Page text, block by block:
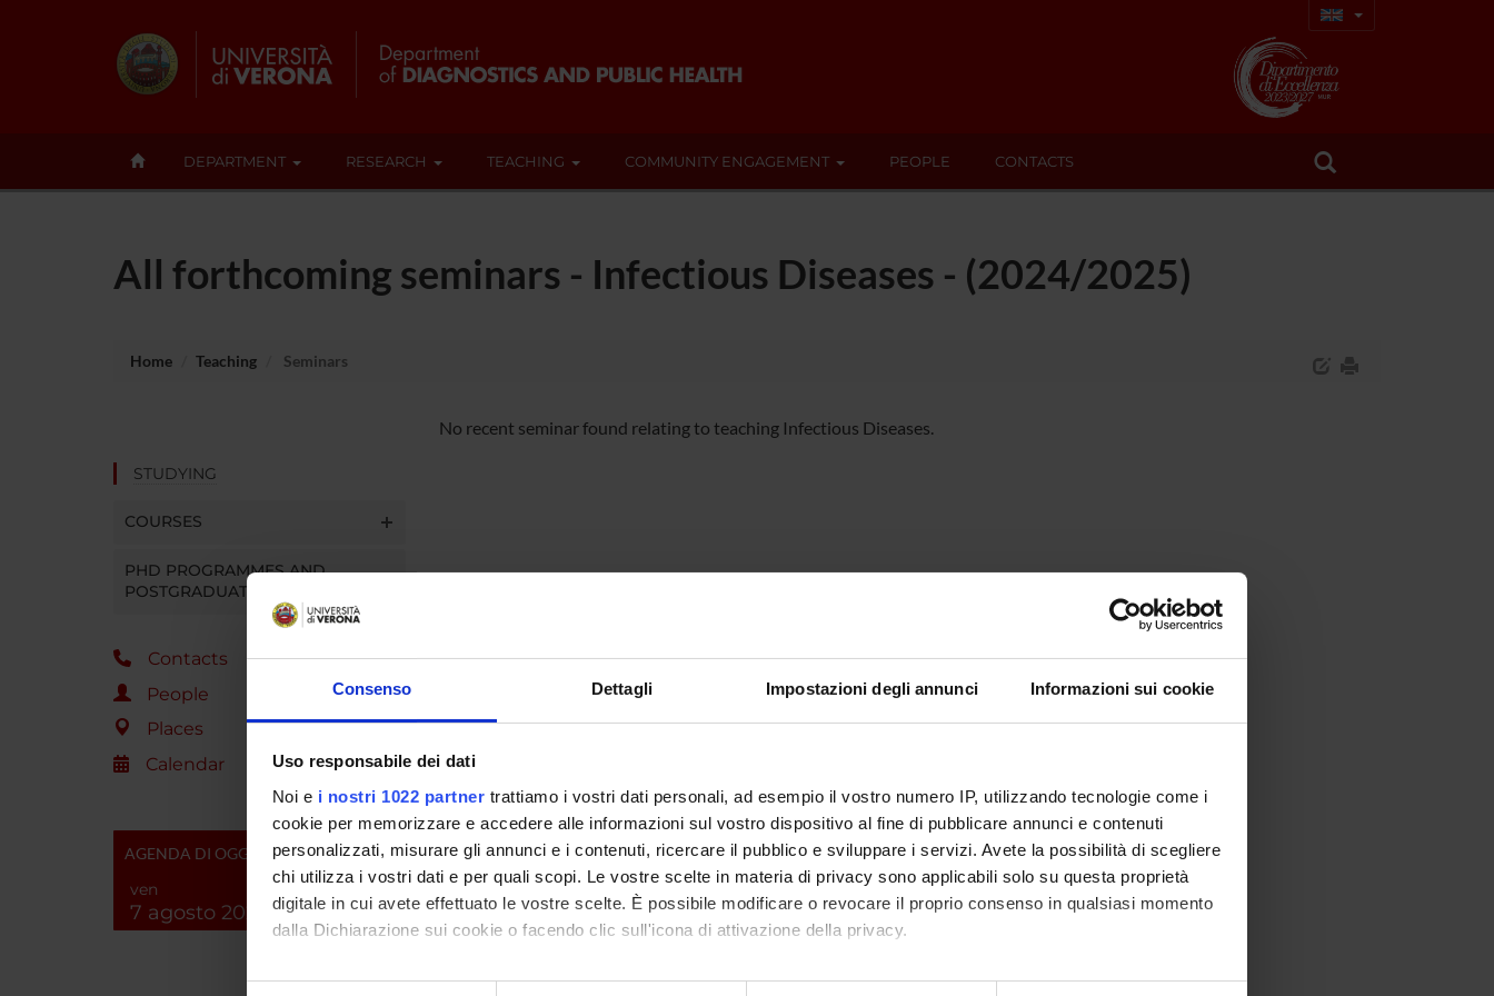
Consenso Dettagli Impostazioni degli annunci Informazioni sui cookie
Uso responsabile dei dati
Noi e i nostri 1022 partner trattiamo i vostri dati personali, ad esempio il vostro numero IP, utilizzando tecnologie come i
cookie per memorizzare e accedere alle informazioni sul vostro dispositivo al fine di pubblicare annunci e contenuti
personalizzati, misurare gli annunci e i contenuti, ricercare il pubblico e sviluppare i servizi. Avete la possibilità di scegliere
chi utilizza i vostri dati e per quali scopi. Le vostre scelte in materia di privacy sono applicabili solo su questa proprietà
digitale in cui avete effettuato le vostre scelte. È possibile modificare o revocare il proprio consenso in qualsiasi momento
dalla Dichiarazione sui cookie o facendo clic sull'icona di attivazione della privacy.
Con il tuo consenso, vorremmo anche:
DEPARTMENT RESEARCH TEACHING COMMUNITY ENGAGEMENT PEOPLE CONTACTS
All forthcoming seminars - Infectious Diseases - (2024/2025)
Home Teaching Seminars
STUDYING
COURSES
PHD PROGRAMMES AND
POSTGRADUATE TRAINING
Contacts
People
Places
Calendar
AGENDA DI OGGI
ven
7 agosto 2026
No recent seminar found relating to teaching Infectious Diseases.